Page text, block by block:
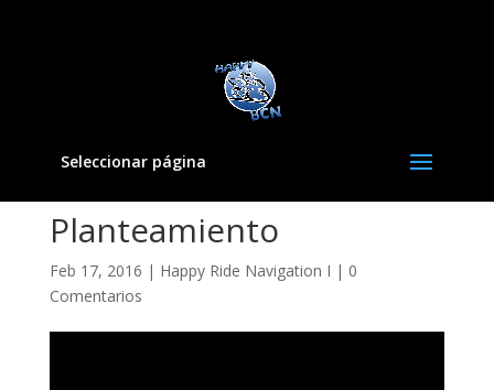
Seleccionar página
Planteamiento
Feb 17, 2016 | Happy Ride Navigation I | 0
Comentarios